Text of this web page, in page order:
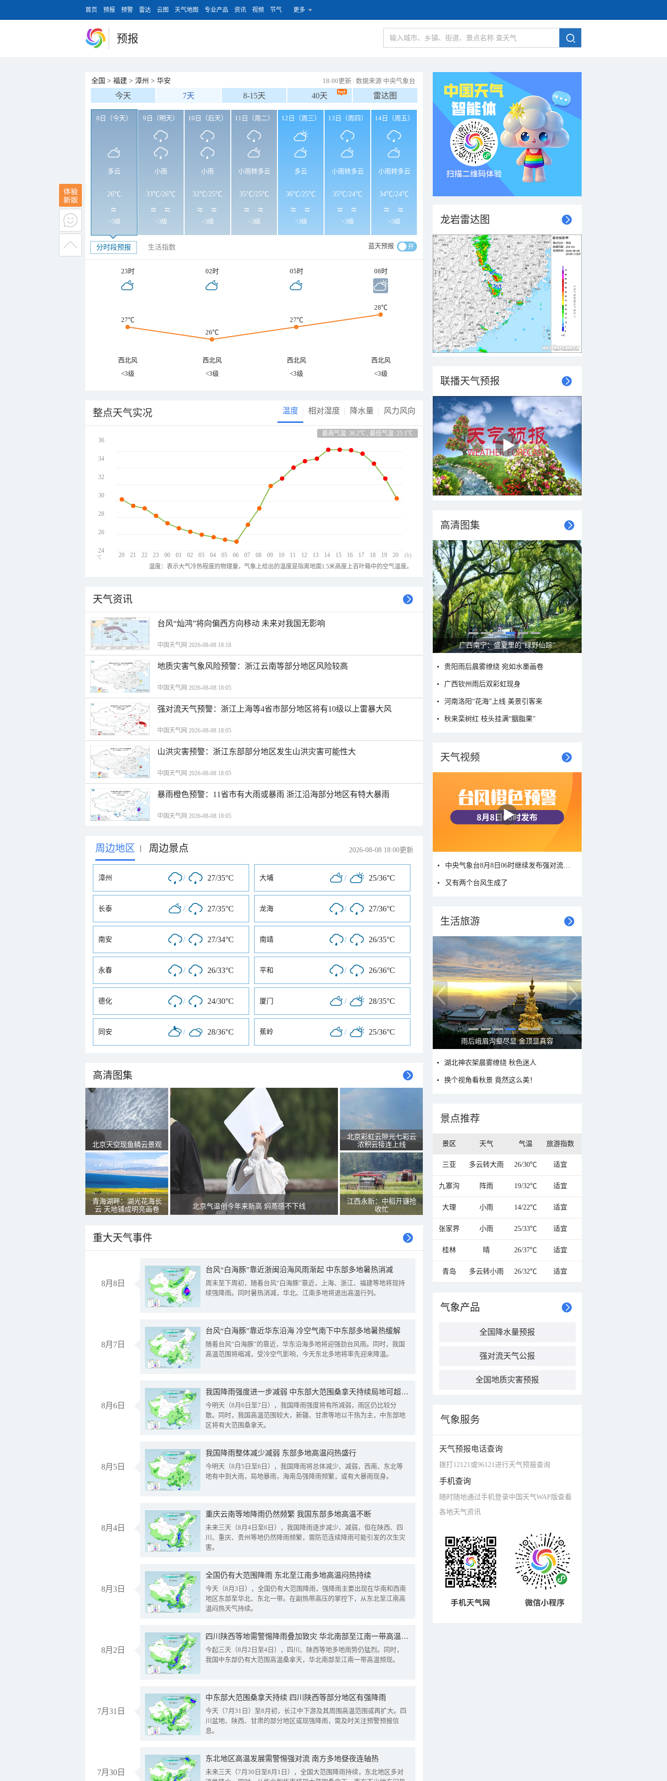
首页 预报 预警 雷达 云图 天气地图 专业产品 资讯 视频 节气 更多
预报
全国 > 福建 > 漳州 > 华安 18:00更新 | 数据来源 中央气象台
今天 7天 8-15天 40天 雷达图
8日（今天）
多云
26℃
<3级
9日（明天）
小雨
33℃/26℃
<3级
10日（后天）
小雨
32℃/25℃
<3级
11日（周二）
小雨转多云
35℃/25℃
<3级
12日（周三）
多云
36℃/25℃
<3级
13日（周四）
小雨转多云
35℃/24℃
<3级
14日（周五）
小雨转多云
34℃/24℃
<3级
分时段预报 生活指数 蓝天预报
23时 02时 05时 08时
27℃
26℃
27℃
28℃
西北风 西北风 西北风
西北风
<3级
<3级 <3级 <3级
整点天气实况 温度 相对湿度 降水量 风力风向
最高气温: 36.2℃ , 最低气温: 25.1℃
20 21 22 23 00 01 02 03 04 05 06 07 08 09 10 11 12 13 14 15 16 17 18 19 20
36
34
32
30
28
26
24
(h)
℃
温度：表示大气冷热程度的物理量，气象上给出的温度是指离地面1.5米高度上百叶箱中的空气温度。
天气资讯
台风“灿鸿”将向偏西方向移动 未来对我国无影响
中国天气网 2026-08-08 18:18
地质灾害气象风险预警：浙江云南等部分地区风险较高
中国天气网 2026-08-08 18:05
强对流天气预警：浙江上海等4省市部分地区将有10级以上雷暴大风
中国天气网 2026-08-08 18:05
山洪灾害预警：浙江东部部分地区发生山洪灾害可能性大
中国天气网 2026-08-08 18:05
暴雨橙色预警：11省市有大雨或暴雨 浙江沿海部分地区有特大暴雨
中国天气网 2026-08-08 18:05
周边地区 | 周边景点 2026-08-08 18:00更新
漳州 / 27/35°C 大埔 / 25/36°C
长泰 / 27/35°C 龙海 / 27/36°C
南安 / 27/34°C 南靖 / 26/35°C
永春 / 26/33°C 平和 / 26/36°C
德化 / 24/30°C 厦门 / 28/35°C
同安 / 28/36°C 蕉岭 / 25/36°C
高清图集
北京天空现鱼鳞云景观
青海湖畔：湖光花海长
云 天地铺成明亮画卷
北京气温创今年来新高 焖蒸感不下线
北京彩虹云隙光七彩云
浓积云接连上线
江西永新：中稻开镰抢
收忙
重大天气事件
8月8日
台风“白海豚”靠近浙闽沿海风雨渐起 中东部多地暑热消减
周末至下周初，随着台风“白海豚”靠近，上海、浙江、福建等地将现持
续强降雨。同时暑热消减，华北、江南多地将退出高温行列。
8月7日
台风“白海豚”靠近华东沿海 冷空气南下中东部多地暑热缓解
随着台风“白海豚”的靠近，华东沿海多地将迎强劲台风雨。同时，我国
高温范围将缩减，受冷空气影响，今天东北多地将率先迎来降温。
8月6日
我国降雨强度进一步减弱 中东部大范围桑拿天持续局地可超38℃
今明天（8月6日至7日），我国降雨强度将有所减弱，雨区仍比较分
散。同时，我国高温范围较大，新疆、甘肃等地以干热为主，中东部地
区将有大范围桑拿天。
8月5日
我国降雨整体减少减弱 东部多地高温闷热盛行
今明天（8月5日至6日），我国降雨将总体减少、减弱，西南、东北等
地有中到大雨，局地暴雨，海南岛强降雨频繁，或有大暴雨现身。
8月4日
重庆云南等地降雨仍然频繁 我国东部多地高温不断
未来三天（8月4日至6日），我国降雨逐步减少、减弱，但在陕西、四
川、重庆、贵州等地仍然降雨频繁，需防范连续降雨可能引发的次生灾
害。
8月3日
全国仍有大范围降雨 东北至江南多地高温闷热持续
今天（8月3日），全国仍有大范围降雨，强降雨主要出现在华南和西南
地区东部至华北、东北一带。在副热带高压的掌控下，从东北至江南高
温闷热天气持续。
8月2日
四川陕西等地需警惕降雨叠加致灾 华北南部至江南一带高温频现
今起三天（8月2日至4日），四川、陕西等地多地雨势仍猛烈。同时，
我国中东部仍有大范围高温桑拿天，华北南部至江南一带高温频现。
7月31日
中东部大范围桑拿天持续 四川陕西等部分地区有强降雨
今天（7月31日）至8月初，长江中下游及其周围高温范围或再扩大。四
川盆地、陕西、甘肃的部分地区或现强降雨，需及时关注预警预报信
息。
7月30日
东北地区高温发展需警惕强对流 南方多地昼夜连轴热
未来三天（7月30日至8月1日），全国大范围降雨持续，东北地区多对
龙岩雷达图
联播天气预报
高清图集
呼伦贝尔草原 藏着最治愈的蓝天白云
贵阳雨后晨雾缭绕 宛如水墨画卷
广西钦州雨后双彩虹现身
河南洛阳“花海”上线 美景引客来
秋来栾树红 枝头挂满“胭脂果”
天气视频
又有两个台风生成了
生活旅游
秋意浓 蓝天映衬下的哈尔滨伏尔加庄园
湖北神农架晨雾缭绕 秋色迷人
换个视角看秋景 竟然这么美！
景点推荐
景区 天气 气温 旅游指数
三亚 多云转大雨 26/30℃ 适宜
九寨沟 阵雨 19/32℃ 适宜
大理 小雨 14/22℃ 适宜
张家界 小雨 25/33℃ 适宜
桂林 晴 26/37℃ 适宜
青岛 多云转小雨 26/32℃ 适宜
气象产品
全国降水量预报
强对流天气公报
全国地质灾害预报
气象服务
天气预报电话查询
拨打12121或96121进行天气预报查询
手机查询
随时随地通过手机登录中国天气WAP版查看
各地天气资讯